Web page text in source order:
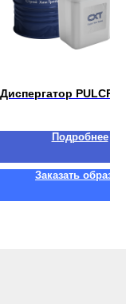
Диспергатор PULCRA
Подробнее
Заказать образец